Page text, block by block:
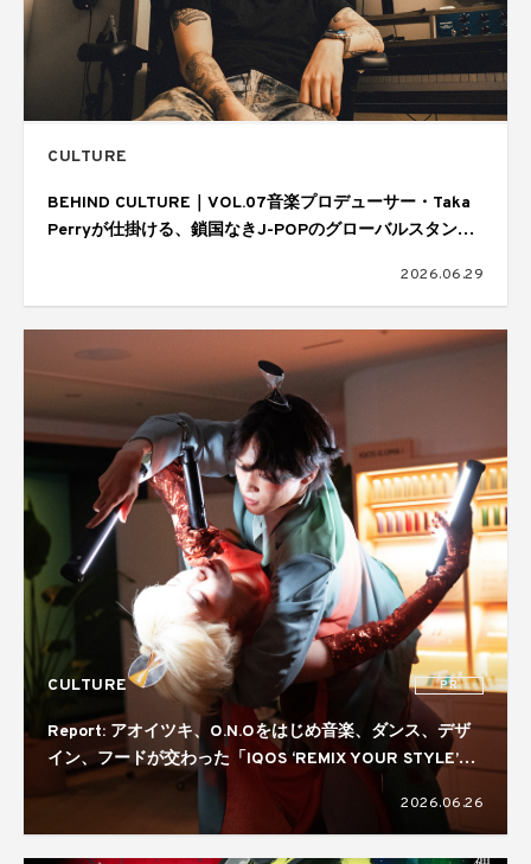
CULTURE
BEHIND CULTURE｜VOL.07音楽プロデューサー・Taka
Perryが仕掛ける、鎖国なきJ-POPのグローバルスタンダ
2026.06.29
CULTURE PR
Report: アオイツキ、O.N.Oをはじめ音楽、ダンス、デザ
イン、フードが交わった「IQOS ‘REMIX YOUR STYLE’
NIGHT」。コラボレーターには真鍋大度を起用
2026.06.26